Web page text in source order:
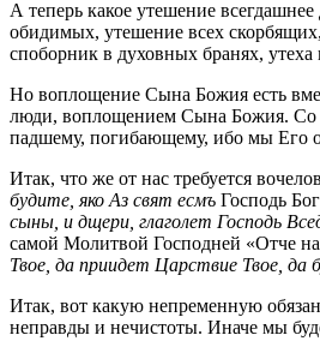
А теперь какое утешение
обидимых, утешение всех
споборник в духовных бранях,
Но воплощение Сына Божия есть
люди, воплощением Сына Божия. Со
падшему, погибающему, ибо мы Его
Итак, что же от нас требуется
будите, яко Аз свят есмъ Господь
сыны, и дщери, глаголет Господь
самой Молитвой Господней «Отче
Твое, да приидет Царствие Твое, да
Итак, вот какую непременную
неправды и нечистоты. Иначе мы